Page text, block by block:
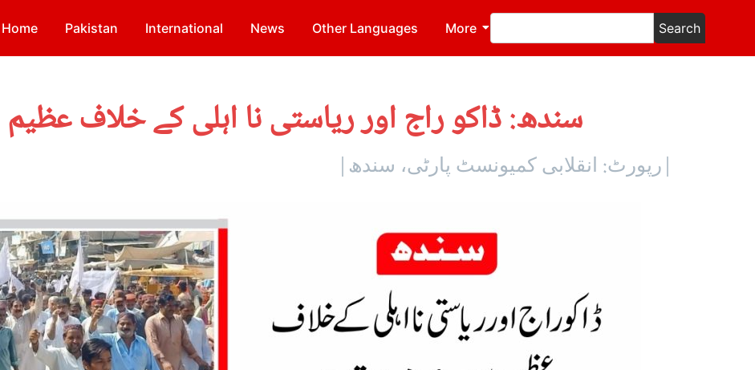
Home Pakistan International News Other Languages More Search
سندھ: ڈاکو راج اور ریاستی نا اہلی کے خلاف
|رپورٹ: انقلابی کمیونسٹ پارٹی، سندھ|